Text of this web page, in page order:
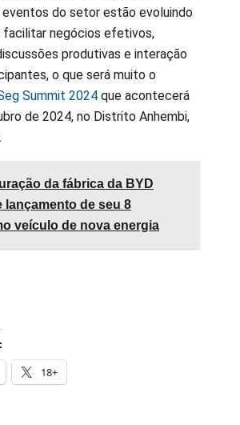
eventos do setor estão evoluindo
facilitar negócios efetivos,
produtivas e interação
o que será muito o
Summit 2024 que acontecerá
de 2024, no Distrito Anhembi,
da fábrica da BYD
lançamento de seu 8
veículo de nova energia
18+